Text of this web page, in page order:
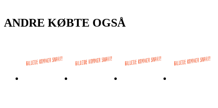
ANDRE KØBTE OGSÅ